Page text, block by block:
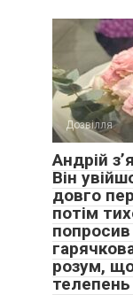
Дозвілля
Андрій
Він
довго
потім
розум,